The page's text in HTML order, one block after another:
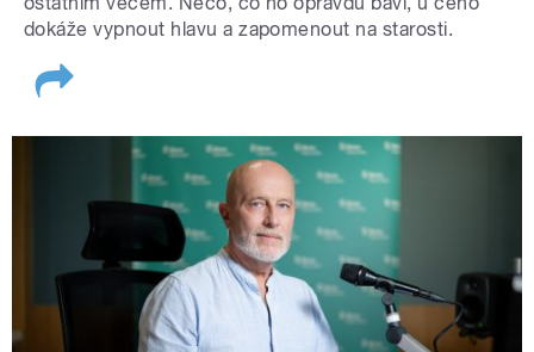
dokáže vypnout hlavu a zapomenout na starosti.